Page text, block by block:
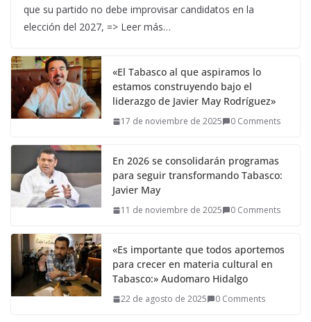
que su partido no debe improvisar candidatos en la
elección del 2027, => Leer más…
«El Tabasco al que aspiramos lo
estamos construyendo bajo el
liderazgo de Javier May Rodríguez»
17 de noviembre de 2025 0 Comments
En 2026 se consolidarán programas
para seguir transformando Tabasco:
Javier May
11 de noviembre de 2025 0 Comments
«Es importante que todos aportemos
para crecer en materia cultural en
Tabasco:» Audomaro Hidalgo
22 de agosto de 2025 0 Comments